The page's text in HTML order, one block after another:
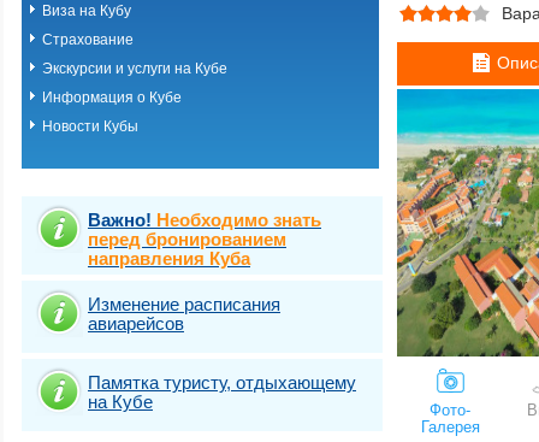
Виза на Кубу
Страхование
Экскурсии и услуги на Кубе
Информация о Кубе
Новости Кубы
Важно! Необходимо знать
перед бронированием
направления Куба
Изменение расписания
авиарейсов
Памятка туристу, отдыхающему
на Кубе
Фото-
Галерея